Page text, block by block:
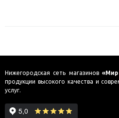
Нижегородская сеть магазинов «Мир
продукции высокого качества и
услуг.